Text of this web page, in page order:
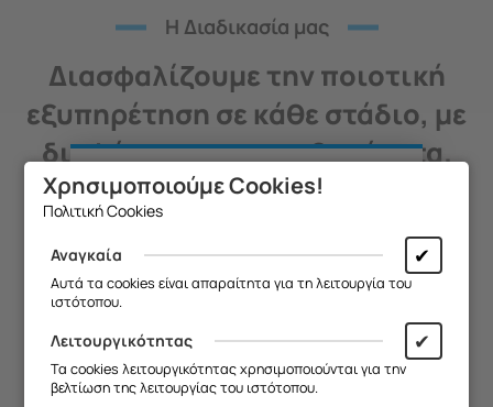
H Διαδικασία μας
Διασφαλίζουμε την ποιοτική
εξυπηρέτηση σε κάθε στάδιο, με
διαφάνεια και υπευθυνότητα.
01
Επικοινωνία
Χρησιμοποιούμε Cookies!
Πολιτική Cookies
Αναγκαία ✔
Αυτά τα cookies είναι απαραίτητα για τη λειτουργία του
ιστότοπου.
Λειτουργικότητας ✔
Τα cookies λειτουργικότητας χρησιμοποιούνται για την
βελτίωση της λειτουργίας του ιστότοπου.
Θα θέλαμε να σας ενημερώσουμε ότι
κλειστή από13/08 έως και 18/08,
Σας ευχαριστούμε για την
κατανόηση και σας ευχόμαστε καλό